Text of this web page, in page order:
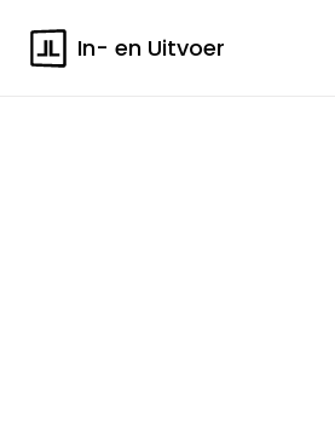
In- en Uitvoer